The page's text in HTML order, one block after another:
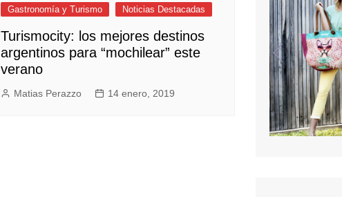
Gastronomía y Turismo Noticias Destacadas
Turismocity: los mejores destinos
argentinos para “mochilear” este
verano
Matias Perazzo 14 enero, 2019